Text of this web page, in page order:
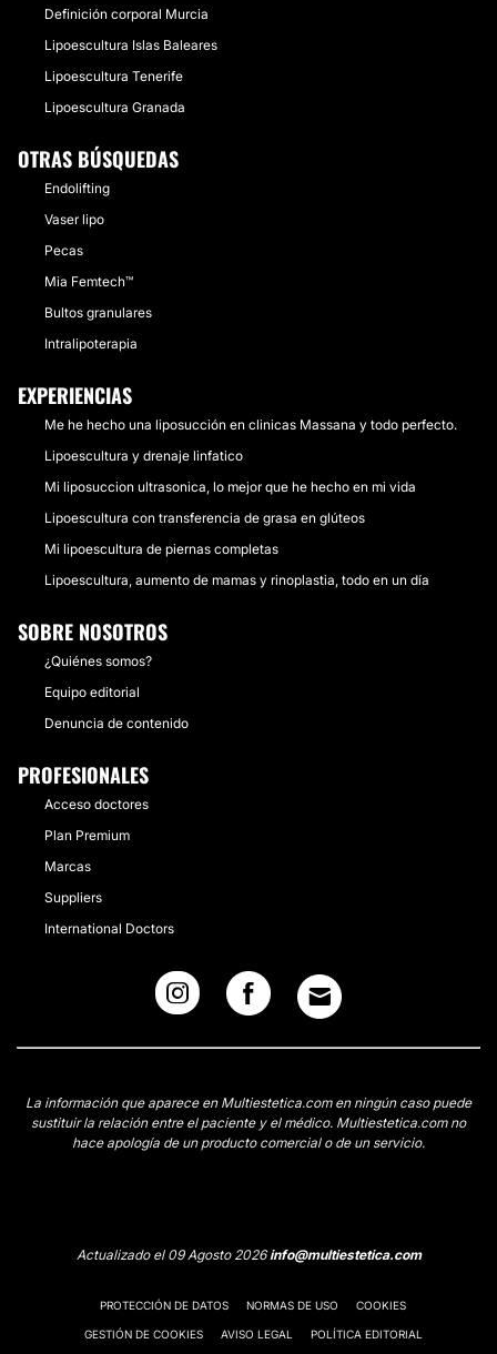
Definición corporal Murcia
Lipoescultura Islas Baleares
Lipoescultura Tenerife
Lipoescultura Granada
OTRAS BÚSQUEDAS
Endolifting
Vaser lipo
Pecas
Mia Femtech™
Bultos granulares
Intralipoterapia
EXPERIENCIAS
Me he hecho una liposucción en clinicas Massana y todo perfecto.
Lipoescultura y drenaje linfatico
Mi liposuccion ultrasonica, lo mejor que he hecho en mi vida
Lipoescultura con transferencia de grasa en glúteos
Mi lipoescultura de piernas completas
Lipoescultura, aumento de mamas y rinoplastia, todo en un día
SOBRE NOSOTROS
¿Quiénes somos?
Equipo editorial
Denuncia de contenido
PROFESIONALES
Acceso doctores
Plan Premium
Marcas
Suppliers
International Doctors
La información que aparece en Multiestetica.com en ningún caso puede
sustituir la relación entre el paciente y el médico. Multiestetica.com no
hace apología de un producto comercial o de un servicio.
Actualizado el 09 Agosto 2026info@multiestetica.com
PROTECCIÓN DE DATOS NORMAS DE USO COOKIES
GESTIÓN DE COOKIES AVISO LEGAL POLÍTICA EDITORIAL